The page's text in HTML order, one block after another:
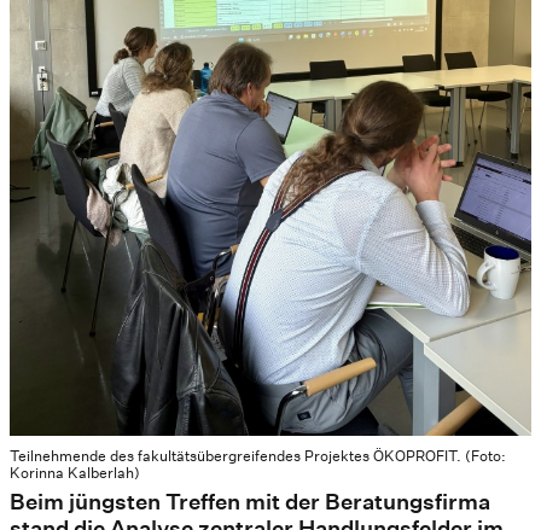
Teilnehmende des fakultätsübergreifendes Projektes ÖKOPROFIT. (Foto:
Korinna Kalberlah)
Beim jüngsten Treffen mit der Beratungsfirma